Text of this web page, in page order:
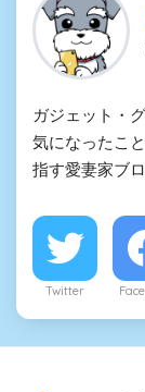
ガジェット・
気になったこ
指す愛妻家ブ
Twitter